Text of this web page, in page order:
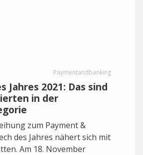
Paymentandbanking
Jahres 2021: Das sind
in der
zum Payment &
des Jahres nähert sich mit
Am 18. November